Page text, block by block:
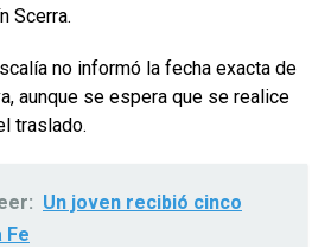
Scerra.
no informó la fecha exacta de
aunque se espera que se realice
traslado.
Un joven recibió cinco
Fe